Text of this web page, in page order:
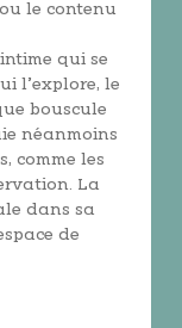
le contenu
qui se
l’explore, le
bouscule
néanmoins
comme les
La
dans sa
de